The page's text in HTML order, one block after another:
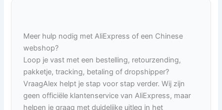
Meer hulp nodig met AliExpress of een Chinese
webshop?
Loop je vast met een bestelling, retourzending,
pakketje, tracking, betaling of dropshipper?
VraagAlex helpt je stap voor stap verder. Wij zijn
geen officiële klantenservice van AliExpress, maar
helpen je graag met duidelijke uitleg in het